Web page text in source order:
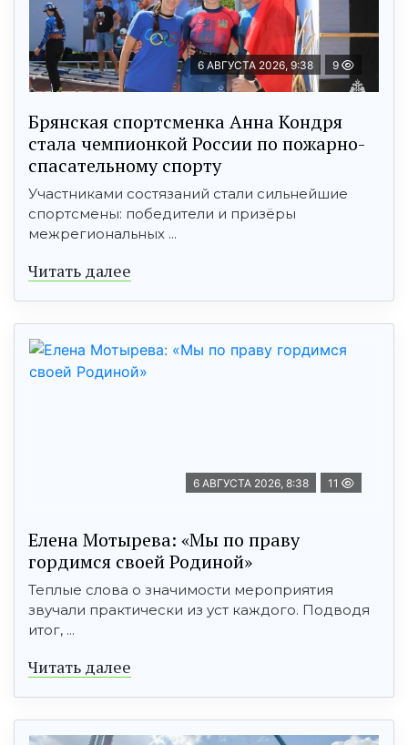
6 АВГУСТА 2026, 9:38 9
Брянская спортсменка Анна Кондря
стала чемпионкой России по пожарно-
спасательному спорту
Участниками состязаний стали сильнейшие
спортсмены: победители и призёры
межрегиональных ...
Читать далее
6 АВГУСТА 2026, 8:38 11
Елена Мотырева: «Мы по праву
гордимся своей Родиной»
Теплые слова о значимости мероприятия
звучали практически из уст каждого. Подводя
итог, ...
Читать далее